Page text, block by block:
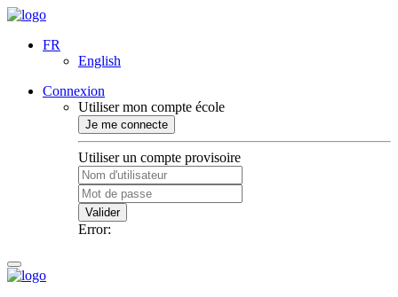
FR
English
Connexion
Utiliser mon compte école
Je me connecte
Utiliser un compte provisoire
Valider
Error: